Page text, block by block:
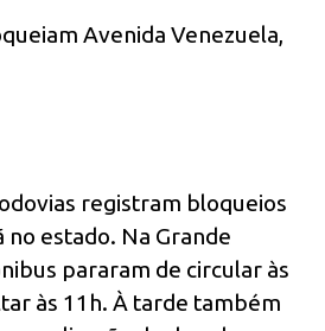
Avenida Venezuela,
registram bloqueios
no estado. Na Grande
pararam de circular às
às 11h. À tarde também